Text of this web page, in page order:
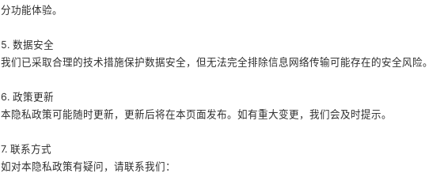
分功能体验。
5. 数据安全
我们已采取合理的技术措施保护数据安全，但无法完全排除信息网络传输可能存在的安全风险。
6. 政策更新
本隐私政策可能随时更新，更新后将在本页面发布。如有重大变更，我们会及时提示。
7. 联系方式
如对本隐私政策有疑问，请联系我们：